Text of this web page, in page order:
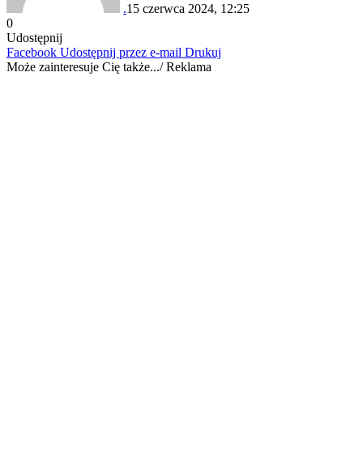
.15 czerwca 2024, 12:25
0
Udostępnij
Facebook Udostępnij przez e-mail Drukuj
Może zainteresuje Cię także.../ Reklama